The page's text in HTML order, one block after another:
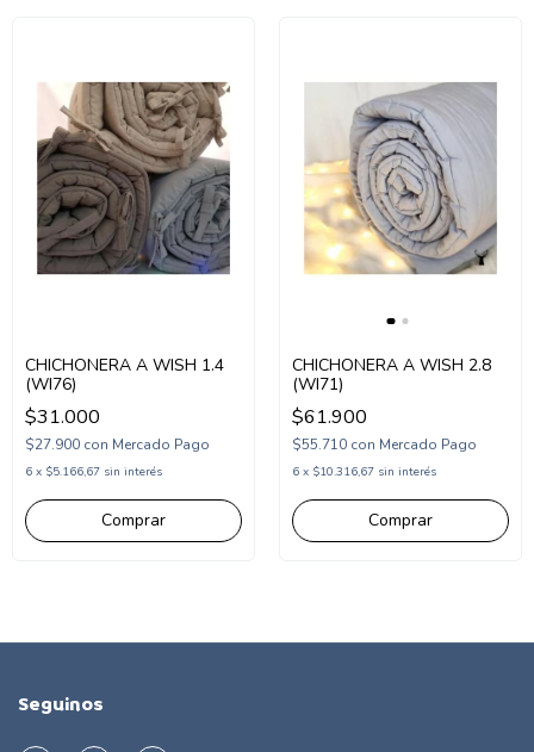
CHICHONERA A WISH 1.4
(WI76)
$31.000
$27.900 con Mercado Pago
6 x $5.166,67 sin interés
CHICHONERA A WISH 2.8
(WI71)
$61.900
$55.710 con Mercado Pago
6 x $10.316,67 sin interés
Seguinos